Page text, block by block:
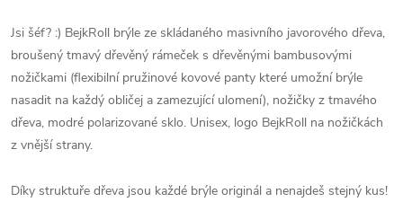
Jsi šéf? :) BejkRoll brýle ze skládaného masivního javorového dřeva,
broušený tmavý dřevěný rámeček s dřevěnými bambusovými
nožičkami (flexibilní pružinové kovové panty které umožní brýle
nasadit na každý obličej a zamezující ulomení), nožičky z tmavého
dřeva, modré polarizované sklo. Unisex, logo BejkRoll na nožičkách
z vnější strany.
Díky struktuře dřeva jsou každé brýle originál a nenajdeš stejný kus!